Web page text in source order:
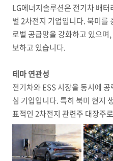
LG에너지솔루션은 전기차 배
벌 2차전지 기업입니다. 북미를
로벌 공급망을 강화하고 있으
보하고 있습니다.
테마 연관성
전기차와 ESS 시장을 동시에
심 기업입니다. 특히 북미 현지
표적인 2차전지 관련주 대장주